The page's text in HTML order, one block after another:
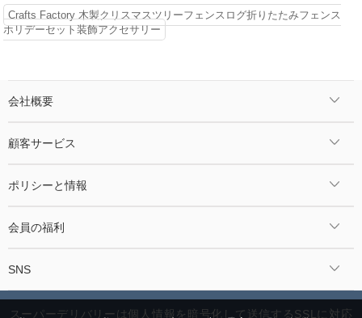
Crafts Factory 木製クリスマスツリーフェンスログ折りたたみフェンス
ホリデーセット装飾アクセサリー
会社概要
顧客サービス
ポリシーと情報
会員の福利
SNS
スーパーデリバリーは個人情報を暗号化して送信するSSLに対応